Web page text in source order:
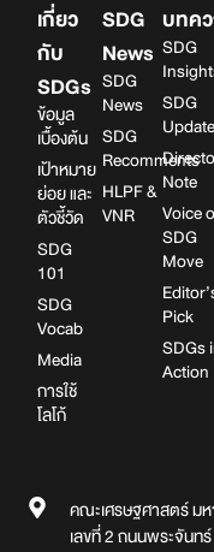
เกี่ยว
กับ
SDGs
ข้อมูล
เบื้องต้น
เป้าหมาย
ย่อย และ
ตัวชี้วัด
SDG
101
SDG
Vocab
Media
การใช้
โลโก้
SDG
News
SDG
News
SDG
Recomments
HLPF &
VNR
บทค
SDG
SDG
Note
Voice
SDG
Move
Pick
SDGs
Action
คณะเศรษฐศาสตร์ ม
เลขที่ 2 ถนนพระจันท